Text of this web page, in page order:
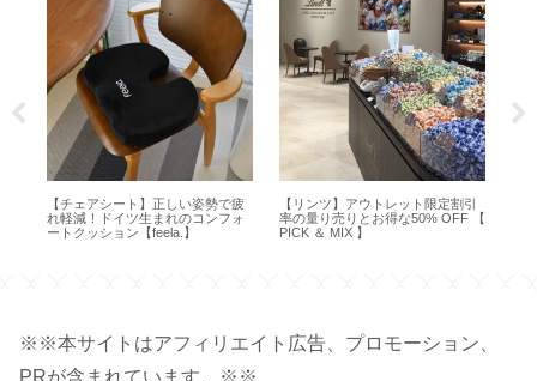
アシート】正しい姿勢で疲
！ドイツ生まれのコンフォ
ッション【feela.】
【リンツ】アウトレット限定割引
率の量り売りとお得な50% OFF 【
PICK ＆ MIX 】
【ヘアケア】髪
る活性ケラチ
※※本サイトはアフィリエイト広告、プロモーション、
PRが含まれています。※※